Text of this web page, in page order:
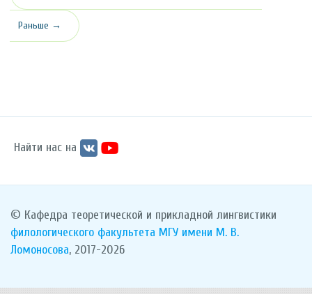
Раньше →
Найти нас на
© Кафедра теоретической и прикладной лингвистики
филологического факультета МГУ имени М. В.
Ломоносова, 2017-2026